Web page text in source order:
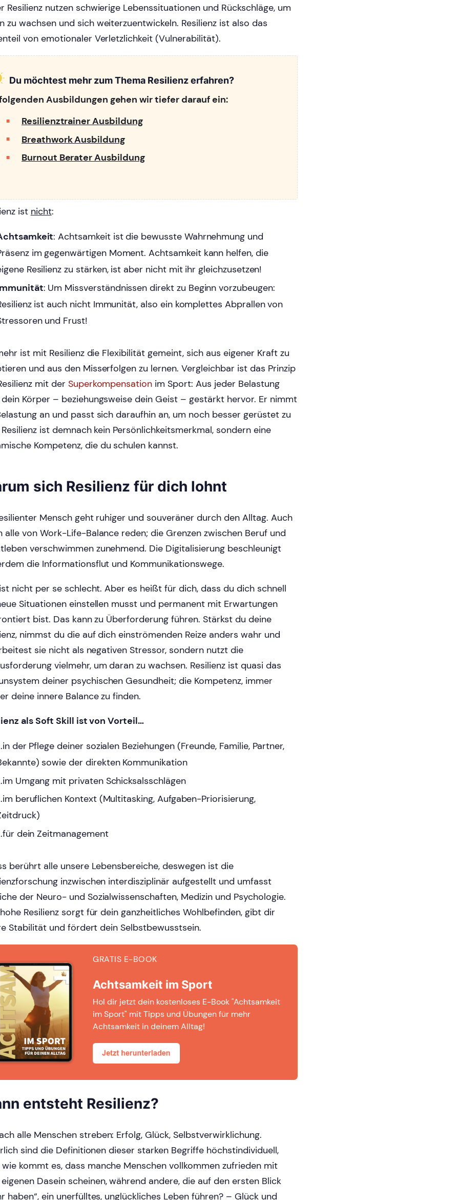
Resilienz nutzen schwierige Lebenssituationen und Rückschläge, um
zu wachsen und sich weiterzuentwickeln. Resilienz ist also das
von emotionaler Verletzlichkeit (Vulnerabilität).
Du möchtest mehr zum Thema Resilienz erfahren?
Ausbildungen gehen wir tiefer darauf ein:
Resilienztrainer Ausbildung
Breathwork Ausbildung
Burnout Berater Ausbildung
ist nicht:
: Achtsamkeit ist die bewusste Wahrnehmung und
im gegenwärtigen Moment. Achtsamkeit kann helfen, die
Resilienz zu stärken, ist aber nicht mit ihr gleichzusetzen!
: Um Missverständnissen direkt zu Beginn vorzubeugen:
ist auch nicht Immunität, also ein komplettes Abprallen von
und Frust!
ist mit Resilienz die Flexibilität gemeint, sich aus eigener Kraft zu
und aus den Misserfolgen zu lernen. Vergleichbar ist das Prinzip
mit der Superkompensation im Sport: Aus jeder Belastung
Körper – beziehungsweise dein Geist – gestärkt hervor. Er nimmt
an und passt sich daraufhin an, um noch besser gerüstet zu
Resilienz ist demnach kein Persönlichkeitsmerkmal, sondern eine
Kompetenz, die du schulen kannst.
sich Resilienz für dich lohnt
Mensch geht ruhiger und souveräner durch den Alltag. Auch
alle von Work-Life-Balance reden; die Grenzen zwischen Beruf und
verschwimmen zunehmend. Die Digitalisierung beschleunigt
die Informationsflut und Kommunikationswege.
nicht per se schlecht. Aber es heißt für dich, dass du dich schnell
Situationen einstellen musst und permanent mit Erwartungen
bist. Das kann zu Überforderung führen. Stärkst du deine
nimmst du die auf dich einströmenden Reize anders wahr und
sie nicht als negativen Stressor, sondern nutzt die
vielmehr, um daran zu wachsen. Resilienz ist quasi das
deiner psychischen Gesundheit; die Kompetenz, immer
deine innere Balance zu finden.
als Soft Skill ist von Vorteil…
der Pflege deiner sozialen Beziehungen (Freunde, Familie, Partner,
sowie der direkten Kommunikation
Umgang mit privaten Schicksalsschlägen
beruflichen Kontext (Multitasking, Aufgaben-Priorisierung,
dein Zeitmanagement
berührt alle unsere Lebensbereiche, deswegen ist die
inzwischen interdisziplinär aufgestellt und umfasst
der Neuro- und Sozialwissenschaften, Medizin und Psychologie.
Resilienz sorgt für dein ganzheitliches Wohlbefinden, gibt dir
Stabilität und fördert dein Selbstbewusstsein.
GRATIS E-BOOK
Achtsamkeit im Sport
Hol dir jetzt dein kostenloses E-Book "Achtsamkeit
im Sport" mit Tipps und Übungen für mehr
Achtsamkeit in deinem Alltag!
entsteht Resilienz?
alle Menschen streben: Erfolg, Glück, Selbstverwirklichung.
sind die Definitionen dieser starken Begriffe höchstindividuell,
kommt es, dass manche Menschen vollkommen zufrieden mit
Dasein scheinen, während andere, die auf den ersten Blick
haben“, ein unerfülltes, unglückliches Leben führen? – Glück und